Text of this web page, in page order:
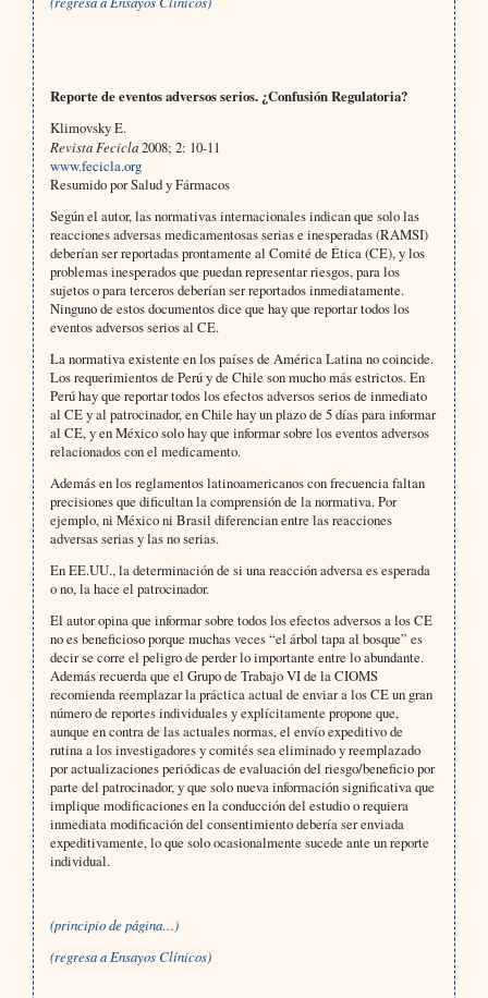
Reporte de eventos adversos serios. ¿Confusión Regulatoria?
Klimovsky E.
Revista Fecicla2008; 2: 10-11
www.fecicla.org
Resumido por Salud y Fármacos
Según el autor, las normativas internacionales indican que solo las
reacciones adversas medicamentosas serias e inesperadas (RAMSI)
deberían ser reportadas prontamente al Comité de Ética (CE), y los
problemas inesperados que puedan representar riesgos, para los
sujetos o para terceros deberían ser reportados inmediatamente.
Ninguno de estos documentos dice que hay que reportar todos los
eventos adversos serios al CE.
La normativa existente en los países de América Latina no coincide.
Los requerimientos de Perú y de Chile son mucho más estrictos. En
Perú hay que reportar todos los efectos adversos serios de inmediato
al CE y al patrocinador, en Chile hay un plazo de 5 días para informar
al CE, y en México solo hay que informar sobre los eventos adversos
relacionados con el medicamento.
Además en los reglamentos latinoamericanos con frecuencia faltan
precisiones que dificultan la comprensión de la normativa. Por
ejemplo, ni México ni Brasil diferencian entre las reacciones
adversas serias y las no serias.
En EE.UU., la determinación de si una reacción adversa es esperada
o no, la hace el patrocinador.
El autor opina que informar sobre todos los efectos adversos a los CE
no es beneficioso porque muchas veces “el árbol tapa al bosque” es
decir se corre el peligro de perder lo importante entre lo abundante.
Además recuerda que el Grupo de Trabajo VI de la CIOMS
recomienda reemplazar la práctica actual de enviar a los CE un gran
número de reportes individuales y explícitamente propone que,
aunque en contra de las actuales normas, el envío expeditivo de
rutina a los investigadores y comités sea eliminado y reemplazado
por actualizaciones periódicas de evaluación del riesgo/beneficio por
parte del patrocinador, y que solo nueva información significativa que
implique modificaciones en la conducción del estudio o requiera
inmediata modificación del consentimiento debería ser enviada
expeditivamente, lo que solo ocasionalmente sucede ante un reporte
individual.
(principio de página…)
(regresa a Ensayos Clínicos)